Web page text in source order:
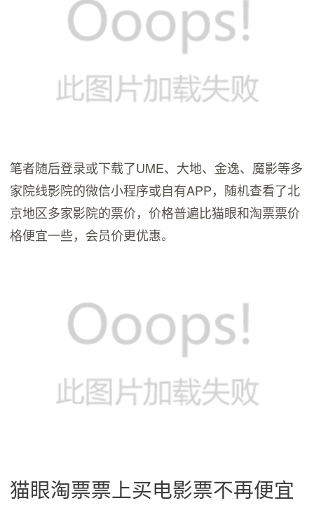
笔者随后登录或下载了UME、大地、金逸、魔影等多
家院线影院的微信小程序或自有APP，随机查看了北
京地区多家影院的票价，价格普遍比猫眼和淘票票价
格便宜一些，会员价更优惠。
猫眼淘票票上买电影票不再便宜